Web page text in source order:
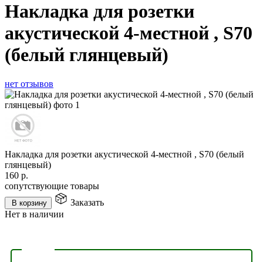
Накладка для розетки
акустической 4-местной , S70
(белый глянцевый)
нет отзывов
Накладка для розетки акустической 4-местной , S70 (белый
глянцевый)
160 р.
сопутствующие товары
В корзину
Заказать
Нет в наличии